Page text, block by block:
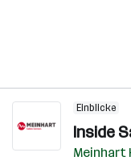
Einblicke
Inside
Meinhart